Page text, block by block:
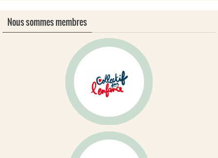
Nous sommes membres